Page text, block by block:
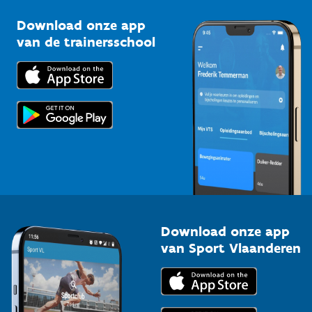
Bedrijven
Trainers en begeleiders
Topsporters
Kennisplatform
Downloads
Voor de pers
Download onze app
van de trainersschool
Download onze app
van Sport Vlaanderen